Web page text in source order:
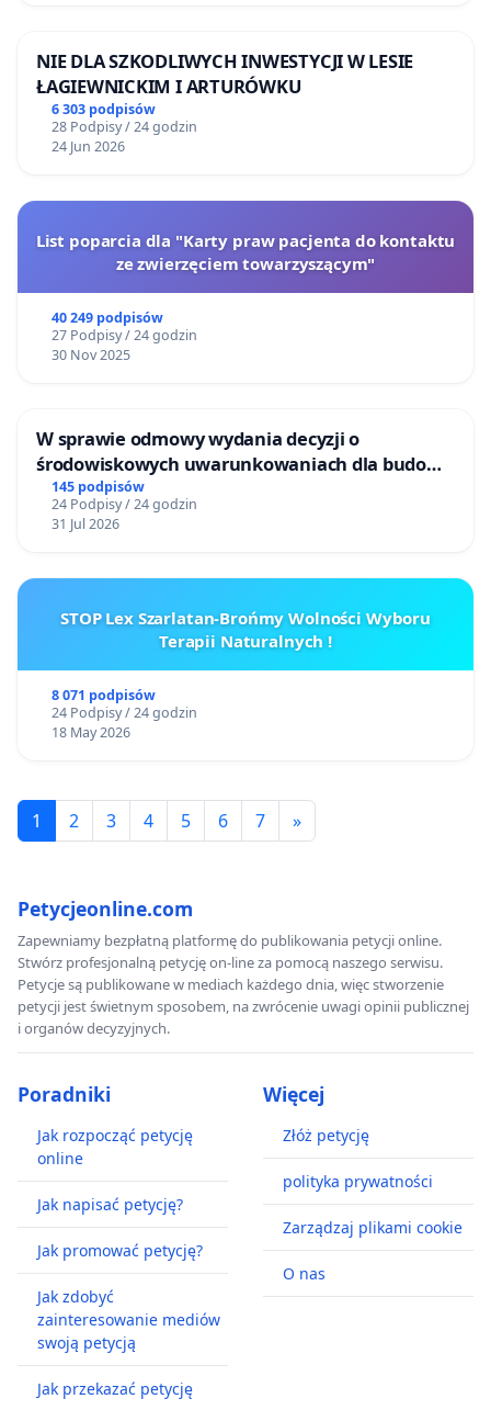
NIE DLA SZKODLIWYCH INWESTYCJI W LESIE
ŁAGIEWNICKIM I ARTURÓWKU
6 303 podpisów
28 Podpisy / 24 godzin
24 Jun 2026
List poparcia dla "Karty praw pacjenta do kontaktu
ze zwierzęciem towarzyszącym"
40 249 podpisów
27 Podpisy / 24 godzin
30 Nov 2025
W sprawie odmowy wydania decyzji o
środowiskowych uwarunkowaniach dla budowy
zakładu wytwarzania biometanu „Krynki” w
Ostrowiu Południowym oraz ochrony
mieszkańców i Puszczy Knyszyńskiej
145 podpisów
24 Podpisy / 24 godzin
31 Jul 2026
STOP Lex Szarlatan-Brońmy Wolności Wyboru
Terapii Naturalnych !
8 071 podpisów
24 Podpisy / 24 godzin
18 May 2026
1 2 3 4 5 6 7 »
Petycjeonline.com
Zapewniamy bezpłatną platformę do publikowania petycji online.
Stwórz profesjonalną petycję on-line za pomocą naszego serwisu.
Petycje są publikowane w mediach każdego dnia, więc stworzenie
petycji jest świetnym sposobem, na zwrócenie uwagi opinii publicznej
i organów decyzyjnych.
Poradniki
Jak rozpocząć petycję
online
Jak napisać petycję?
Jak promować petycję?
Jak zdobyć
zainteresowanie mediów
swoją petycją
Jak przekazać petycję
Więcej
Złóż petycję
polityka prywatności
Zarządzaj plikami cookie
O nas